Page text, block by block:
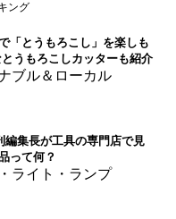
ング
「とうもろこし」を楽しも
うもろこしカッターも紹介
ブル＆ローカル
編集長が工具の専門店で見
って何？
ライト・ランプ